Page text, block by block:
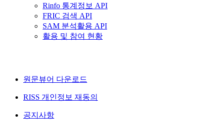
Rinfo 통계정보 API
FRIC 검색 API
SAM 분석활용 API
활용 및 참여 현황
원문뷰어 다운로드
RISS 개인정보 재동의
공지사항